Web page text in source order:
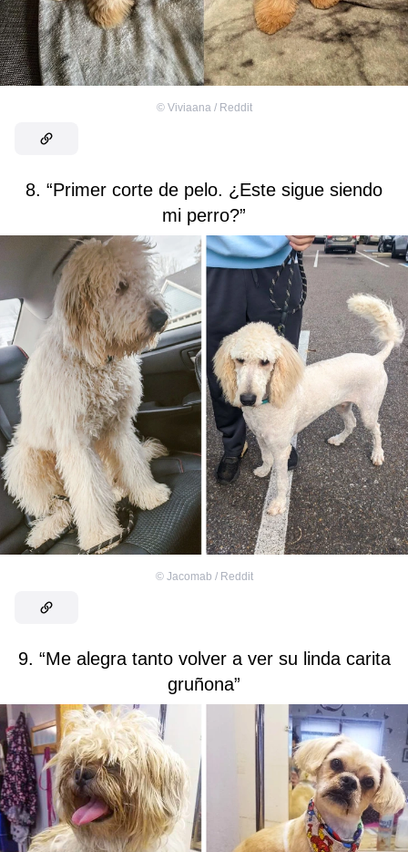
© Viviaana / Reddit
8. “Primer corte de pelo. ¿Este sigue siendo
mi perro?”
© Jacomab / Reddit
9. “Me alegra tanto volver a ver su linda carita
gruñona”